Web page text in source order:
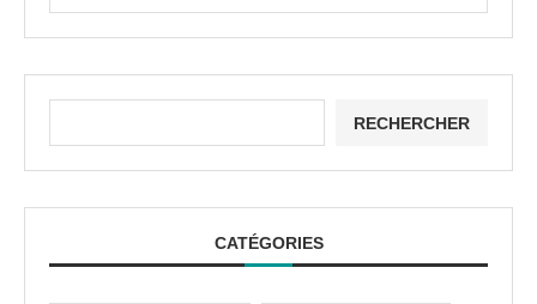
RECHERCHER
CATÉGORIES